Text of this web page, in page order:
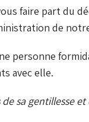
faire part du
de
personne
avec elle.
sa gentillesse et